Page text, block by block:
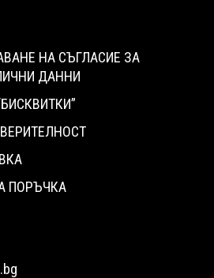
НА СЪГЛАСИЕ ЗА
ДАННИ
ПОРЪЧКА